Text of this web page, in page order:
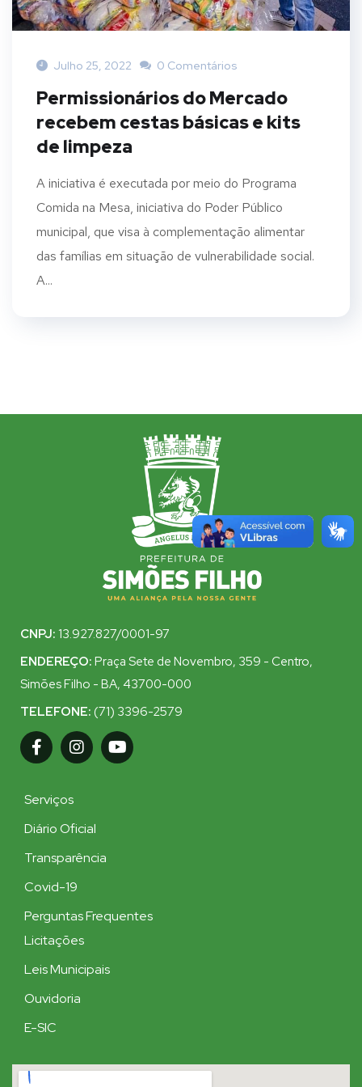
Julho 25, 2022 0 Comentários
Permissionários do Mercado
recebem cestas básicas e kits
de limpeza
A iniciativa é executada por meio do Programa
Comida na Mesa, iniciativa do Poder Público
municipal, que visa à complementação alimentar
das famílias em situação de vulnerabilidade social.
A...
CNPJ: 13.927.827/0001-97
ENDEREÇO: Praça Sete de Novembro, 359 - Centro,
Simões Filho - BA, 43700-000
TELEFONE: (71) 3396-2579
Serviços
Diário Oficial
Transparência
Covid-19
Perguntas Frequentes
Licitações
Leis Municipais
Ouvidoria
E-SIC